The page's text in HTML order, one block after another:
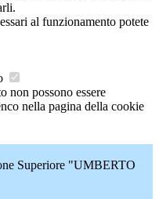
al funzionamento potete
non possono essere
nella pagina della cookie
Superiore "UMBERTO